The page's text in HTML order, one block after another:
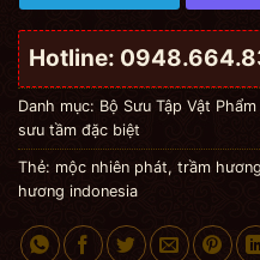
Hotline:
Danh mục: Bộ Sưu Tập Vật
sưu tầm đặc biệt
Thẻ: mộc nhiên phát, trầm hương
hương indonesia